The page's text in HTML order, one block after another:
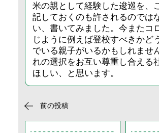
米の親として経験した逡巡を、
記しておくのも許されるのでは
い、書いてみました。今またコ
じように例えば登校すべきかど
でいる親子がいるかもしれませ
れの選択をお互い尊重し合える
ほしい、と思います。
前の投稿